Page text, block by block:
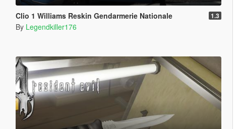
Clio 1 Williams Reskin Gendarmerie Nationale 1.3
By Legendkiller176